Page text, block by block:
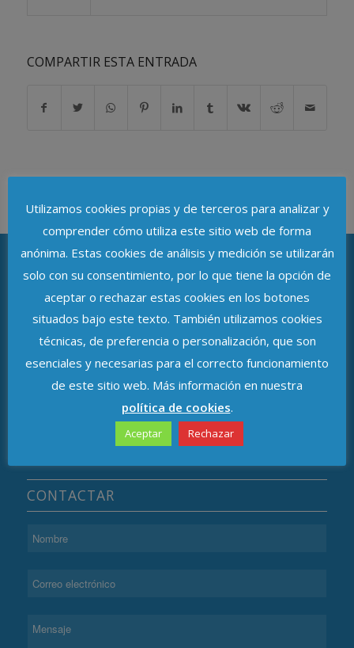
COMPARTIR ESTA ENTRADA
ASOCIACIÓN DE DELEGADOS DE
PROTECCIÓN DE DATOS DE ANDALUCÍA
Avenida de República Argentina, n.º 37
C.P. 41011, Sevilla
CONTACTAR
Utilizamos cookies propias y de terceros para analizar y
comprender cómo utiliza este sitio web de forma
anónima. Estas cookies de análisis y medición se utilizarán
solo con su consentimiento, por lo que tiene la opción de
aceptar o rechazar estas cookies en los botones
situados bajo este texto. También utilizamos cookies
técnicas, de preferencia o personalización, que son
esenciales y necesarias para el correcto funcionamiento
de este sitio web. Más información en nuestra
política de cookies.
Aceptar Rechazar